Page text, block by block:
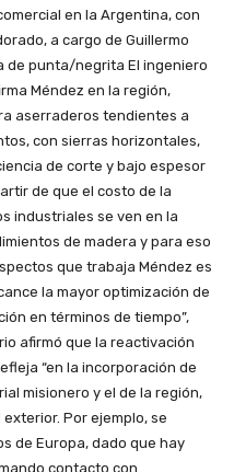
en la Argentina, con
a cargo de Guillermo
de punta/negrita El ingeniero
Méndez en la región,
aserraderos tendientes a
con sierras horizontales,
de corte y bajo espesor
de que el costo de la
industriales se ven en la
de madera y para eso
que trabaja Méndez es
la mayor optimización de
en términos de tiempo”,
afirmó que la reactivación
“en la incorporación de
misionero y el de la región,
Por ejemplo, se
de Europa, dado que hay
contacto con